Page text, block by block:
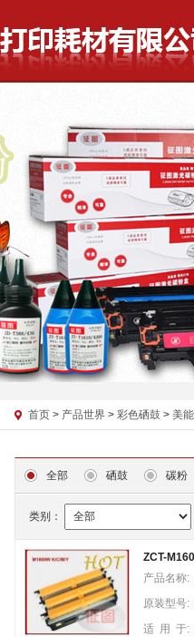
首页 > 产品世界 > 彩色硒鼓 > 美
全部 硒鼓 碳粉
类别：
ZCT-
产品名称:
原装型号:
适 用 于: